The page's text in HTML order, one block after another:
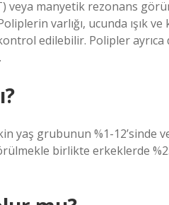
veya manyetik rezonans
varlığı, ucunda ışık
edilebilir. Polipler ayrıca
yaş grubunun %1-12’sinde
birlikte erkeklerde